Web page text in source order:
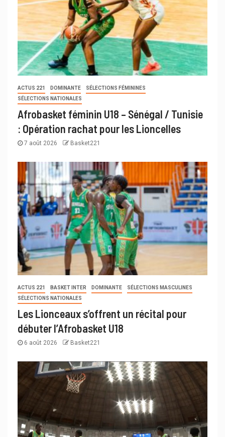
ACTUS 221 DOMINANTE
SÉLECTIONS FÉMININES
SÉLECTIONS NATIONALES
Afrobasket féminin U18 – Sénégal / Tunisie
: Opération rachat pour les Lioncelles
7 août 2026 Basket221
ACTUS 221 BASKET INTER DOMINANTE
SÉLECTIONS MASCULINES
SÉLECTIONS NATIONALES
Les Lionceaux s’offrent un récital pour
débuter l’Afrobasket U18
6 août 2026 Basket221